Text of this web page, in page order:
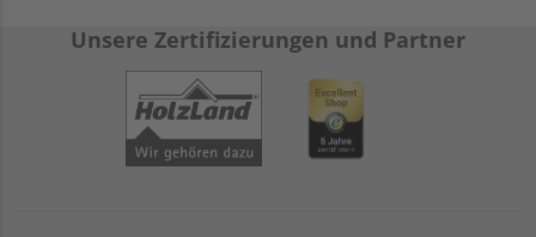
Unsere Zertifizierungen und Partner